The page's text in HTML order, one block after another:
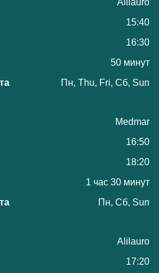
Alilauro
15:40
16:30
50 минут
Пн, Thu, Fri, Сб, Sun
Medmar
16:50
18:20
1 час 30 минут
Пн, Сб, Sun
Alilauro
17:20